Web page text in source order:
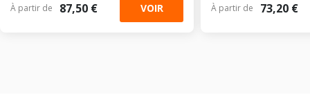
À partir de 87,50 € VOIR À partir de 73,20 €